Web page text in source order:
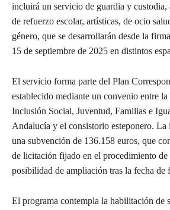
incluirá un servicio de guardia y custodia,
de refuerzo escolar, artísticas, de ocio
género, que se desarrollarán desde la
15 de septiembre de 2025 en distintos
El servicio forma parte del Plan
establecido mediante un convenio entre
Inclusión Social, Juventud, Familias e
Andalucía y el consistorio esteponero. La
una subvención de 136.158 euros, que
de licitación fijado en el procedimiento de
posibilidad de ampliación tras la fecha de
El programa contempla la habilitación de